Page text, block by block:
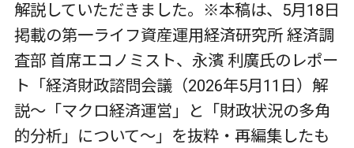
解説していただきました。※本稿は、5月18日
掲載の第一ライフ資産運用経済研究所 経済調
査部 首席エコノミスト、永濱 利廣氏のレポー
ト「経済財政諮問会議（2026年5月11日）解
説～「マクロ経済運営」と「財政状況の多角
的分析」について～」を抜粋・再編集したも